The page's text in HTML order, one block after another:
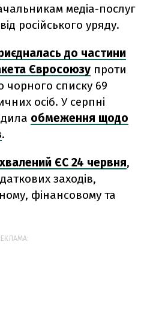
медіа-послуг
російського уряду.
до частини
Євросоюзу проти
чорного списку 69
осіб. У серпні
обмеження щодо
.
ЄС 24 червня,
заходів,
фінансовому та